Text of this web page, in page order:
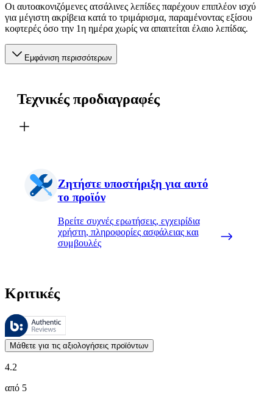
Οι αυτοακονιζόμενες ατσάλινες λεπίδες παρέχουν επιπλέον ισχύ
για μέγιστη ακρίβεια κατά το τριμάρισμα, παραμένοντας εξίσου
κοφτερές όσο την 1η ημέρα χωρίς να απαιτείται έλαιο λεπίδας.
Εμφάνιση περισσότερων
Τεχνικές προδιαγραφές
Ζητήστε υποστήριξη για αυτό
το προϊόν
Βρείτε συχνές ερωτήσεις, εγχειρίδια
χρήστη, πληροφορίες ασφάλειας και
συμβουλές
Κριτικές
Αυτές οι κριτικές υποβάλλονται σε διαχείριση από το
Οι απόψεις των πελατών με τη μορφή αξιολογήσεων προϊόντων και
Μάθετε για τις αξιολογήσεις προϊόντων
4.2
από 5